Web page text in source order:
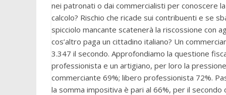
nei patronati o dai commercialisti per conoscere
calcolo? Rischio che ricade sui contribuenti e se
spicciolo mancante scatenerà la riscossione con
cos’altro paga un cittadino italiano? Un
3.347 il secondo. Approfondiamo la questione
professionista e un artigiano, per loro la
commerciante 69%; libero professionista 72%.
la somma impositiva è pari al 66%, per il